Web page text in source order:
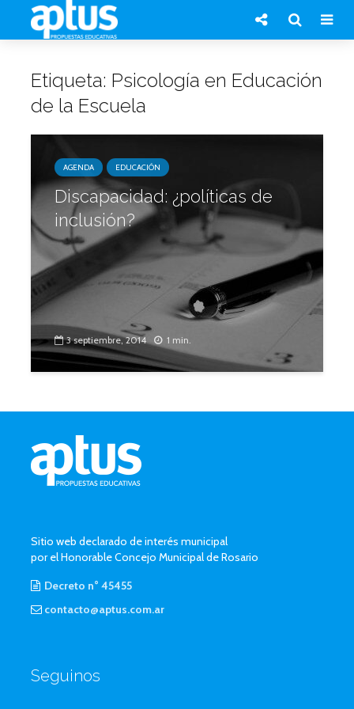
Etiqueta: Psicología en Educación
de la Escuela
AGENDA EDUCACIÓN
Discapacidad: ¿políticas de
inclusión?
3 septiembre, 2014 1 min.
Sitio web declarado de interés municipal
por el Honorable Concejo Municipal de Rosario
Decreto n° 45455
contacto@aptus.com.ar
Seguinos